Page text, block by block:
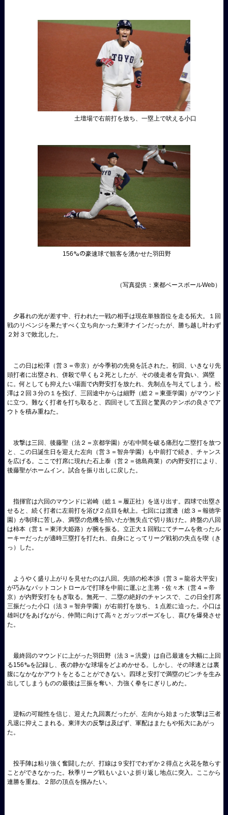
土壇場で右前打を放ち、一塁上で吠える小口
156㌔の豪速球で観客を湧かせた羽田野
（写真提供：東都ベースボールWeb）
夕暮れの光が差す中、行われた一戦の相手は現在単独首位を走る拓大。１回
戦のリベンジを果たすべく立ち向かった東洋ナインだったが、勝ち越し叶わず
２対３で敗北した。
この日は松澤（営３＝帝京）が今季初の先発を託された。初回、いきなり先
頭打者に出塁され、併殺で早くも２死としたが、その後走者を背負い、満塁
に。何としても抑えたい場面で内野安打を放たれ、先制点を与えてしまう。松
澤は２回３分の１を投げ、三回途中からは細野（総２＝東亜学園）がマウンド
に立つ。難なく打者を打ち取ると、四回そして五回と驚異のテンポの良さでア
ウトを積み重ねた。
攻撃は三回、後藤聖（法２＝京都学園）が右中間を破る痛烈な二塁打を放つ
と、この日誕生日を迎えた左向（営３＝智弁学園）も中前打で続き、チャンス
を広げる。ここで打席に現れた石上泰（営２＝徳島商業）の内野安打により、
後藤聖がホームイン。試合を振り出しに戻した。
指揮官は六回のマウンドに岩崎（総１＝履正社）を送り出す。四球で出塁さ
せると、続く打者に左前打を浴び２点目を献上。七回には渡邊（総３＝報徳学
園）が制球に苦しみ、満塁の危機を招いたが無失点で切り抜けた。終盤の八回
は柿本（営１＝東洋大姫路）が腕を振る。立正大１回戦にてチームを救ったル
ーキーだったが適時三塁打を打たれ、自身にとってリーグ戦初の失点を喫（き
っ）した。
ようやく盛り上がりを見せたのは八回。先頭の松本渉（営３＝龍谷大平安）
が巧みなバットコントロールで打球を中前に運ぶと主将・佐々木（営４＝帝
京）が内野安打をもぎ取る。無死一、二塁の絶好のチャンスで、この日全打席
三振だった小口（法３＝智弁学園）が右前打を放ち、１点差に迫った。小口は
雄叫びをあげながら、仲間に向けて高々とガッツポーズをし、喜びを爆発させ
た。
最終回のマウンドに上がった羽田野（法３＝汎愛）は自己最速を大幅に上回
る156㌔を記録し、夜の静かな球場をどよめかせる。しかし、その球速とは裏
腹になかなかアウトをとることができない。四球と安打で満塁のピンチを生み
出してしまうものの最後は三振を奪い、力強く拳をにぎりしめた。
逆転の可能性を信じ、迎えた九回裏だったが、左向から始まった攻撃は三者
凡退に抑えこまれる。東洋大の反撃は及ばず、軍配はまたもや拓大にあがっ
た。
投手陣は粘り強く奮闘したが、打線は９安打でわずか２得点と火花を散らす
ことができなかった。秋季リーグ戦もいよいよ折り返し地点に突入。ここから
連勝を重ね、２部の頂点を掴みたい。